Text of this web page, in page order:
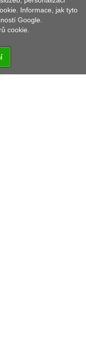
Informace, jak tyto
Google.
cookie.